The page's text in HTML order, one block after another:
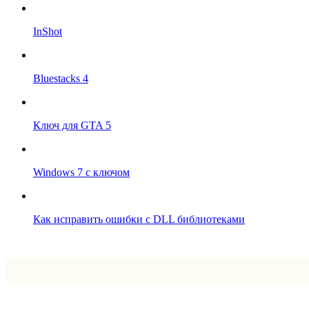
InShot
Bluestacks 4
Ключ для GTA 5
Windows 7 с ключом
Как исправить ошибки с DLL библиотеками